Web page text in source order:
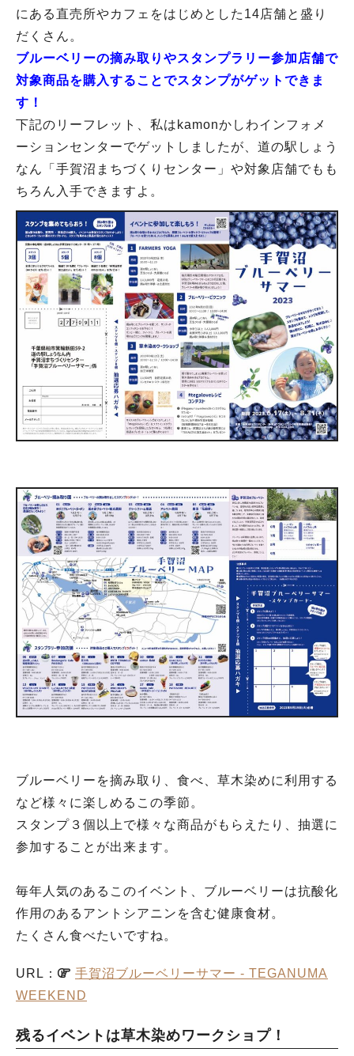
にある直売所やカフェをはじめとした14店舗と盛り
だくさん。
ブルーベリーの摘み取りやスタンプラリー参加店舗で
対象商品を購入することでスタンプがゲットできま
す！
下記のリーフレット、私はkamonかしわインフォメ
ーションセンターでゲットしましたが、道の駅しょう
なん「手賀沼まちづくりセンター」や対象店舗でもも
ちろん入手できますよ。
ブルーベリーを摘み取り、食べ、草木染めに利用する
など様々に楽しめるこの季節。
スタンプ３個以上で様々な商品がもらえたり、抽選に
参加することが出来ます。
毎年人気のあるこのイベント、ブルーベリーは抗酸化
作用のあるアントシアニンを含む健康食材。
たくさん食べたいですね。
URL：
手賀沼ブルーベリーサマー - TEGANUMA
WEEKEND
残るイベントは草木染めワークショプ！